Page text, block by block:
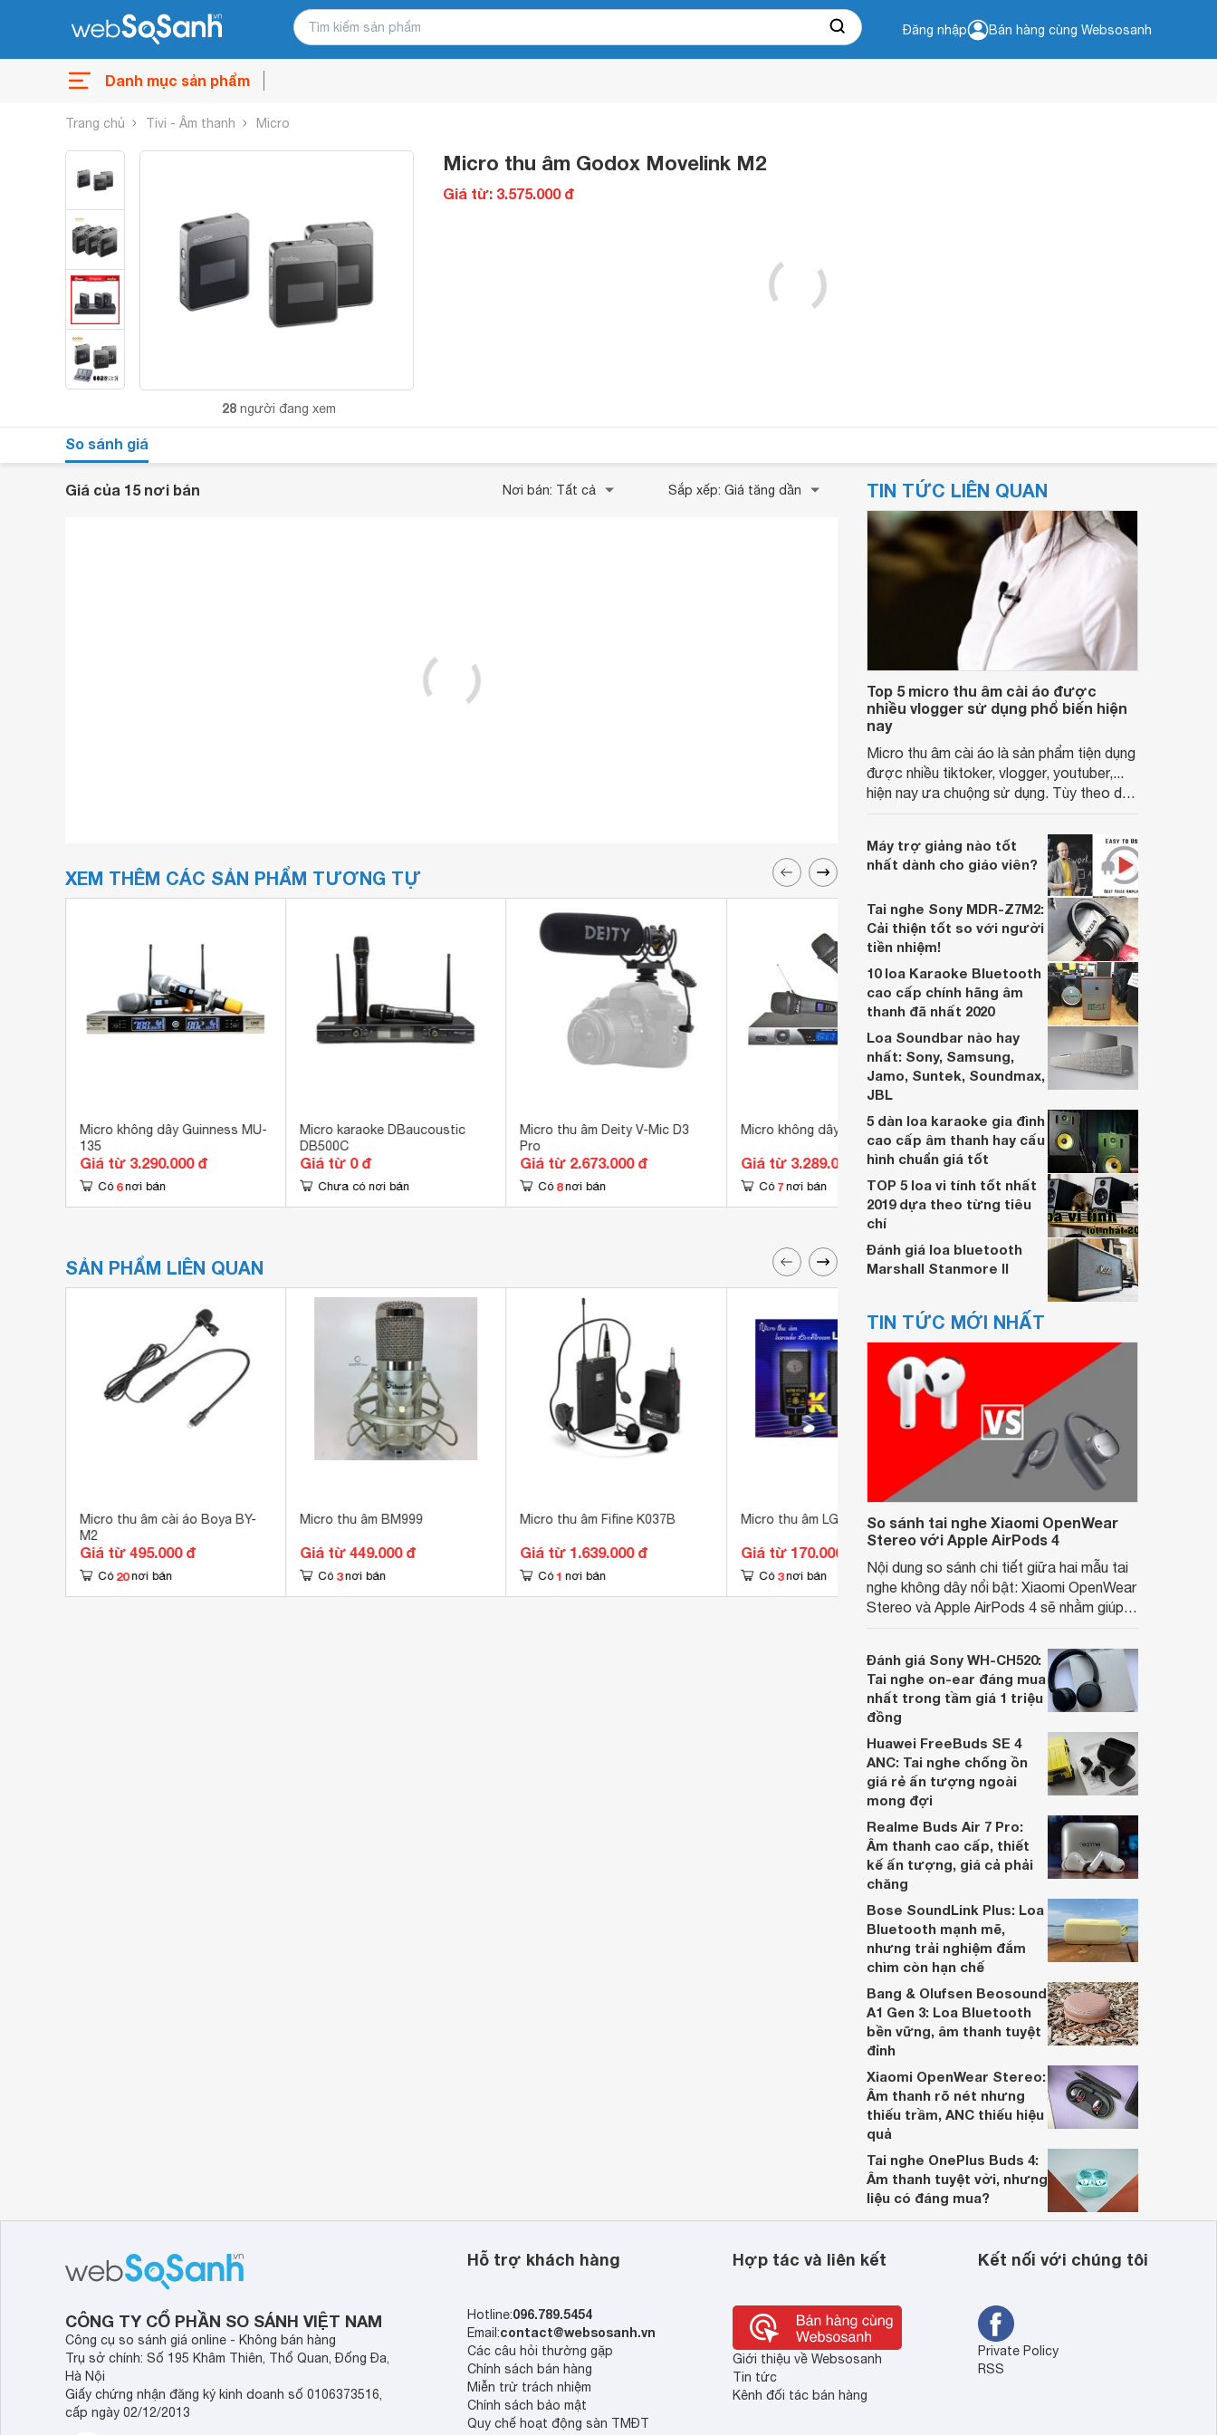
Đăng nhập Bán hàng cùng Websosanh
Danh mục sản phẩm
Trang chủ Tivi - Âm thanh Micro
28 người đang xem
Micro thu âm Godox Movelink M2
Giá từ: 3.575.000 đ
So sánh giá
Giá của 15 nơi bán Nơi bán: Tất cả Sắp xếp: Giá tăng dần
XEM THÊM CÁC SẢN PHẨM TƯƠNG TỰ
Micro không dây Guinness MU-
135
Giá từ 3.290.000 đ
Có 6 nơi bán
Micro karaoke DBaucoustic
DB500C
Giá từ 0 đ
Chưa có nơi bán
Micro thu âm Deity V-Mic D3
Pro
Giá từ 2.673.000 đ
Có 8 nơi bán
Micro không dây AAP K600
Giá từ 3.289.000 đ
Có 7 nơi bán
Microphones cổ ngỗng Shure
EZG/12
Giá từ 3.454.000 đ
Có 4 nơi bán
SẢN PHẨM LIÊN QUAN
Micro thu âm cài áo Boya BY-
M2
Giá từ 495.000 đ
Có 20 nơi bán
Micro thu âm BM999
Giá từ 449.000 đ
Có 3 nơi bán
Micro thu âm Fifine K037B
Giá từ 1.639.000 đ
Có 1 nơi bán
Micro thu âm LGT 240
Giá từ 170.000 đ
Có 3 nơi bán
Micro thu âm Ami BM900
Giá từ 178.200 đ
Có 9 nơi bán
TIN TỨC LIÊN QUAN
Top 5 micro thu âm cài áo được
nhiều vlogger sử dụng phổ biến hiện
nay
Micro thu âm cài áo là sản phẩm tiện dụng
được nhiều tiktoker, vlogger, youtuber,...
hiện nay ưa chuộng sử dụng. Tùy theo dải
âm có nhiều loại khác nhau. Vậy nên lựa
chọn micro thu âm nào để làm vlog hiệu
quả? Dưới đây là top 5 bạn đọc có thể
Máy trợ giảng nào tốt
nhất dành cho giáo viên?
Tai nghe Sony MDR-Z7M2:
Cải thiện tốt so với người
tiền nhiệm!
10 loa Karaoke Bluetooth
cao cấp chính hãng âm
thanh đã nhất 2020
Loa Soundbar nào hay
nhất: Sony, Samsung,
Jamo, Suntek, Soundmax,
JBL
5 dàn loa karaoke gia đình
cao cấp âm thanh hay cấu
hình chuẩn giá tốt
TOP 5 loa vi tính tốt nhất
2019 dựa theo từng tiêu
chí
Đánh giá loa bluetooth
Marshall Stanmore II
TIN TỨC MỚI NHẤT
So sánh tai nghe Xiaomi OpenWear
Stereo với Apple AirPods 4
Nội dung so sánh chi tiết giữa hai mẫu tai
nghe không dây nổi bật: Xiaomi OpenWear
Stereo và Apple AirPods 4 sẽ nhằm giúp
dựa trên nhu cầu và sở thích cá nhân. Cả
hai đều là sản phẩm chất lượng cao,
nhưng hướng tới đối tượng khách hàng
khác nhau.
Đánh giá Sony WH-CH520:
Tai nghe on-ear đáng mua
nhất trong tầm giá 1 triệu
đồng
Huawei FreeBuds SE 4
ANC: Tai nghe chống ồn
giá rẻ ấn tượng ngoài
mong đợi
Realme Buds Air 7 Pro:
Âm thanh cao cấp, thiết
kế ấn tượng, giá cả phải
chăng
Bose SoundLink Plus: Loa
Bluetooth mạnh mẽ,
nhưng trải nghiệm đắm
chìm còn hạn chế
Bang & Olufsen Beosound
A1 Gen 3: Loa Bluetooth
bền vững, âm thanh tuyệt
đỉnh
Xiaomi OpenWear Stereo:
Âm thanh rõ nét nhưng
thiếu trầm, ANC thiếu hiệu
quả
Tai nghe OnePlus Buds 4:
Âm thanh tuyệt vời, nhưng
liệu có đáng mua?
CÔNG TY CỔ PHẦN SO SÁNH VIỆT NAM
Công cụ so sánh giá online - Không bán hàng
Trụ sở chính: Số 195 Khâm Thiên, Thổ Quan, Đống Đa,
Hà Nội
Giấy chứng nhận đăng ký kinh doanh số 0106373516,
cấp ngày 02/12/2013
Hỗ trợ khách hàng
Hotline:096.789.5454
Email:contact@websosanh.vn
Các câu hỏi thường gặp
Chính sách bán hàng
Miễn trừ trách nhiệm
Chính sách bảo mật
Quy chế hoạt động sàn TMĐT
Hợp tác và liên kết
Giới thiệu về Websosanh
Tin tức
Kênh đối tác bán hàng
Kết nối với chúng tôi
Private Policy
RSS